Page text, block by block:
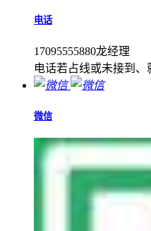
电话
17095555880龙经理
电话若占线或未接到、
微信